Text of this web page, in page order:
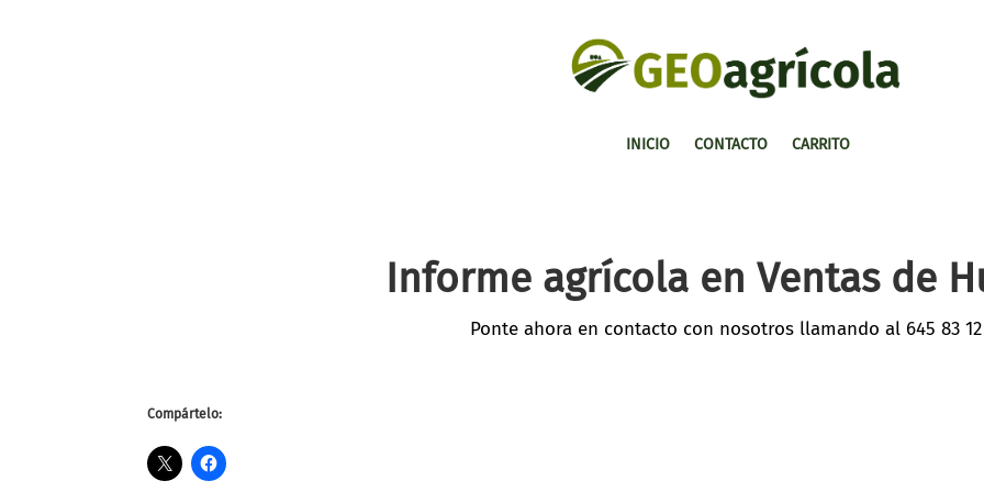
INICIO CONTACTO CARRITO
Informe agrícola en Ventas de
Ponte ahora en contacto con nosotros llamando al 645 83
Compártelo: